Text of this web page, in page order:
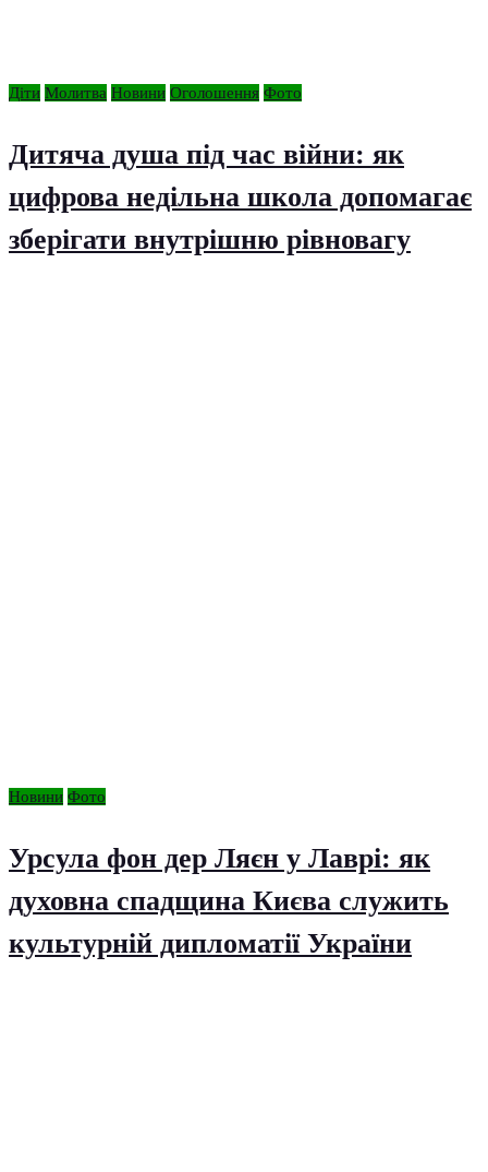
Діти Молитва Новини Оголошення Фото
Дитяча душа під час війни: як
цифрова недільна школа допомагає
зберігати внутрішню рівновагу
Новини Фото
Урсула фон дер Ляєн у Лаврі: як
духовна спадщина Києва служить
культурній дипломатії України